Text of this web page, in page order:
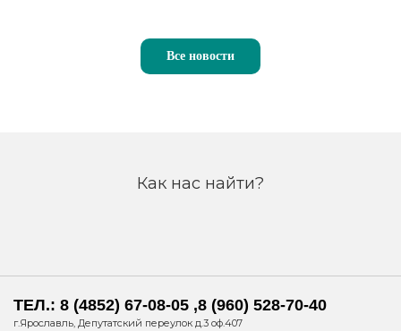
Все новости
Как нас найти?
ТЕЛ.: 8 (4852) 67-08-05 ,8 (960) 528-70-40
г.Ярославль, Депутатский переулок д.3 оф.407